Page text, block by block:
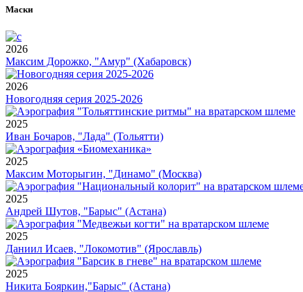
Маски
2026
Максим Дорожко, "Амур" (Хабаровск)
2026
Новогодняя серия 2025-2026
2025
Иван Бочаров, "Лада" (Тольятти)
2025
Максим Моторыгин, "Динамо" (Москва)
2025
Андрей Шутов, "Барыс" (Астана)
2025
Даниил Исаев, "Локомотив" (Ярославль)
2025
Никита Бояркин,"Барыс" (Астана)